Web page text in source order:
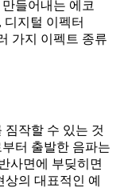
들어내는 에코
디지털 이펙터
가지 이펙트 종류
작할 수 있는 것
터 출발한 음파는
사면에 부딪히면
의 대표적인 예